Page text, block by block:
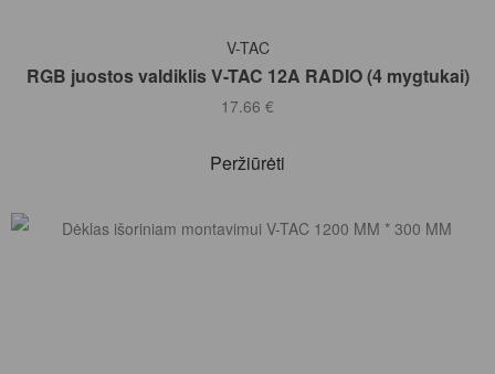
V-TAC
RGB juostos valdiklis V-TAC 12A RADIO (4 mygtukai)
17.66 €
Peržiūrėti